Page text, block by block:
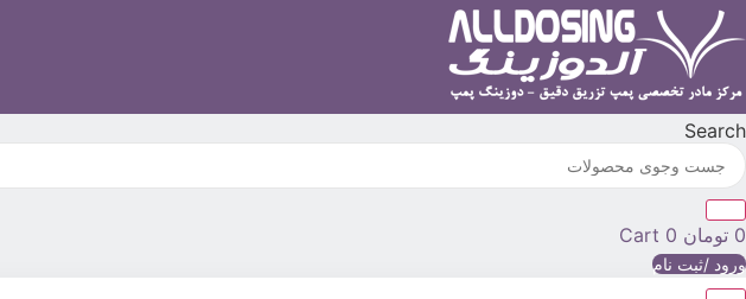
پرش
به
Search
0 تومان 0
Cart
ورود /ثبت نام